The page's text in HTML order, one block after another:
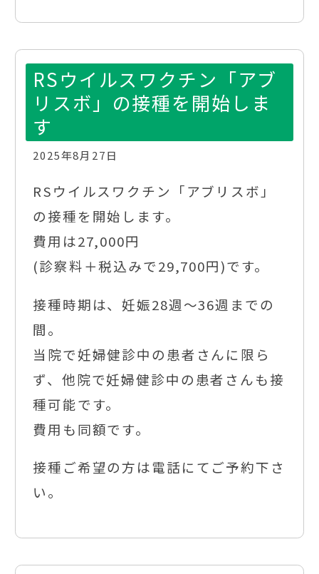
RSウイルスワクチン「アブ
リスボ」の接種を開始しま
す
2025年8月27日
RSウイルスワクチン「アブリスボ」
の接種を開始します。
費用は27,000円
(診察料＋税込みで29,700円)です。
接種時期は、妊娠28週～36週までの
間。
当院で妊婦健診中の患者さんに限ら
ず、他院で妊婦健診中の患者さんも接
種可能です。
費用も同額です。
接種ご希望の方は電話にてご予約下さ
い。